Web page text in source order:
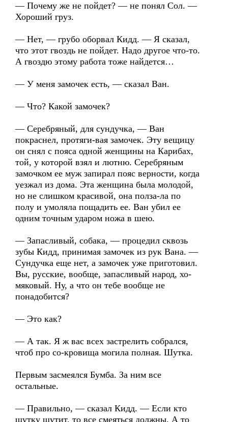
— Почему же не пойдет? — не понял Сол. —
Хороший груз.
— Нет, — грубо оборвал Кидд. — Я сказал,
что этот гвоздь не пойдет. Надо другое что-то.
А гвоздю этому работа тоже найдется…
— У меня замочек есть, — сказал Ван.
— Что? Какой замочек?
— Серебряный, для сундучка, — Ван
покраснел, протяги-вая замочек. Эту вещицу
он снял с пояса одной женщины на Карибах,
той, у которой взял и лютню. Серебряным
замочком ее муж запирал пояс верности, когда
уезжал из дома. Эта женщина была молодой,
но не слишком красивой, она полза-ла по
полу и умоляла пощадить ее. Ван убил ее
одним точным ударом ножа в шею.
— Запасливый, собака, — процедил сквозь
зубы Кидд, принимая замочек из рук Вана. —
Сундучка еще нет, а замочек уже приготовил.
Вы, русские, вообще, запасливый народ, хо-
мяковый. Ну, а что он тебе вообще не
понадобится?
— Это как?
— А так. Я ж вас всех застрелить собрался,
чтоб про со-кровища могила полная. Шутка.
Первым засмеялся Бумба. За ним все
остальные.
— Правильно, — сказал Кидд. — Если кто
шутку шутит, то все смеяться должны. А то